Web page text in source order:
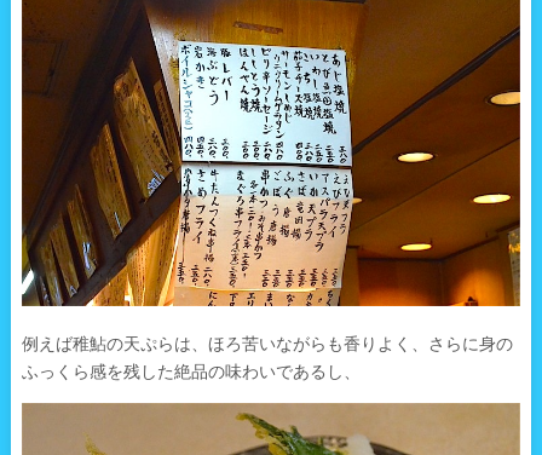
例えば稚鮎の天ぷらは、ほろ苦いながらも香りよく、さらに身の
ふっくら感を残した絶品の味わいであるし、